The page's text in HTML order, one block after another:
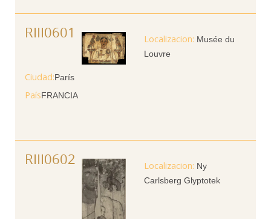
RIII0601
Musée du
Louvre
Ciudad París
PaísFRANCIA
RIII0602
Ny
Carlsberg Glyptotek